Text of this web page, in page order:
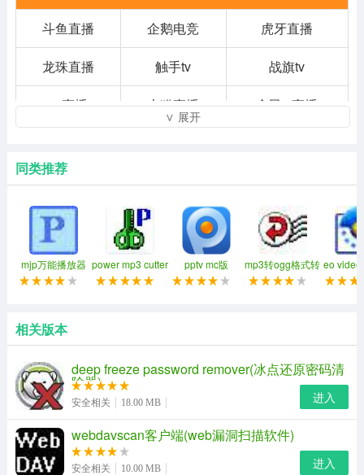
斗鱼直播 企鹅电竞 虎牙直播
龙珠直播 触手tv 战旗tv
cc直播 火猫直播 全民tv直播
熊猫直播，提供高清、流畅的视频、活动、赛事直播服
务，直播大厅beta版，全新界面，拥有直播录制、画面截
图、自动修复、房间收藏等客户端专属功能，全新的订
阅、历史、收藏展现形式，实时消息推送、主播上线提
醒，为你带来更好的直播观看体验。
∨ 展开
同类推荐
mjp万能播放器 power mp3 cutter pptv mc版
mp3转ogg格式转
换器
eo
相关版本
deep freeze password remover(冰点还原密码清
除器)
安全相关 18.00 MB 进入
webdavscan客户端(web漏洞扫描软件)
安全相关 10.00 MB 进入